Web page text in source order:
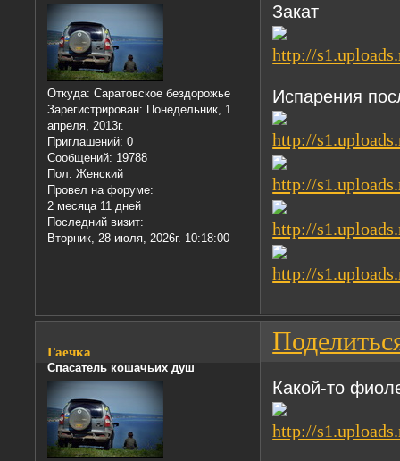
Откуда: Саратовское бездорожье
Зарегистрирован: Понедельник, 1
апреля, 2013г.
Приглашений: 0
Сообщений: 19788
Пол: Женский
Провел на форуме:
2 месяца 11 дней
Последний визит:
Вторник, 28 июля, 2026г. 10:18:00
Закат
Испарения
Гаечка
Спасатель кошачьих душ
Какой-то